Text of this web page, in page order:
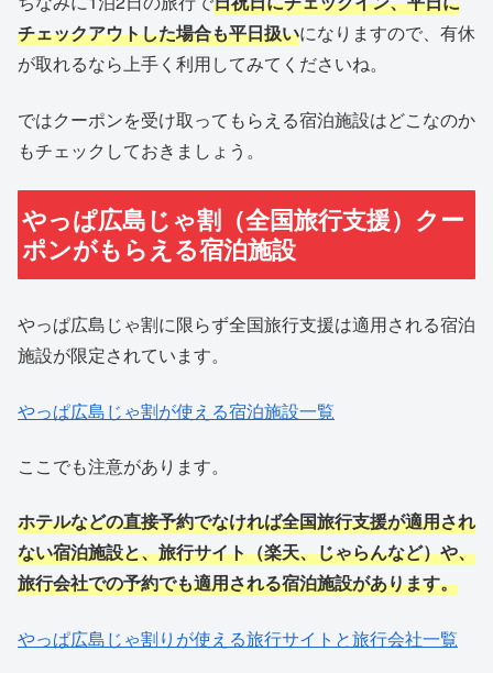
チェックアウトした場合も平日扱いになりますので、有休
が取れるなら上手く利用してみてくださいね。
ではクーポンを受け取ってもらえる宿泊施設はどこなのか
もチェックしておきましょう。
やっぱ広島じゃ割（全国旅行支援）クー
ポンがもらえる宿泊施設
やっぱ広島じゃ割に限らず全国旅行支援は適用される宿泊
施設が限定されています。
やっぱ広島じゃ割が使える宿泊施設一覧
ここでも注意があります。
ホテルなどの直接予約でなければ全国旅行支援が適用され
ない宿泊施設と、旅行サイト（楽天、じゃらんなど）や、
旅行会社での予約でも適用される宿泊施設があります。
やっぱ広島じゃ割りが使える旅行サイトと旅行会社一覧